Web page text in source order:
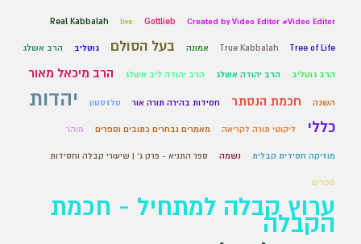
Created by Video Editor #Video Editor
Gottlieb
live
Real Kabbalah
Tree of Life
True Kabbalah אמונה בעל הסולם גוטליב הרב אשלג
הרב גוטליב הרב יהודה אשלג הרב יהודה ליב אשלג הרב מיכאל מאור
השגה חכמת הנסתר חסידות בהירה תורה אור טלזסטון יהדות
כללי ליקוטי תורה לקריאה מאמרים נבחרים כתובים וספרים מוהר
מוזיקה חסידית קבלית נשמה ספר התניא - פרק ג' | שיעורי קבלה וחסידות
ספרים
ערוץ קבלה למתחיל - חכמת
הקבלה